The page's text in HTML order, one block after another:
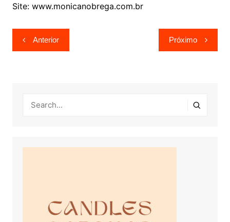
Site: www.monicanobrega.com.br
Navegação
de
Anterior Próximo